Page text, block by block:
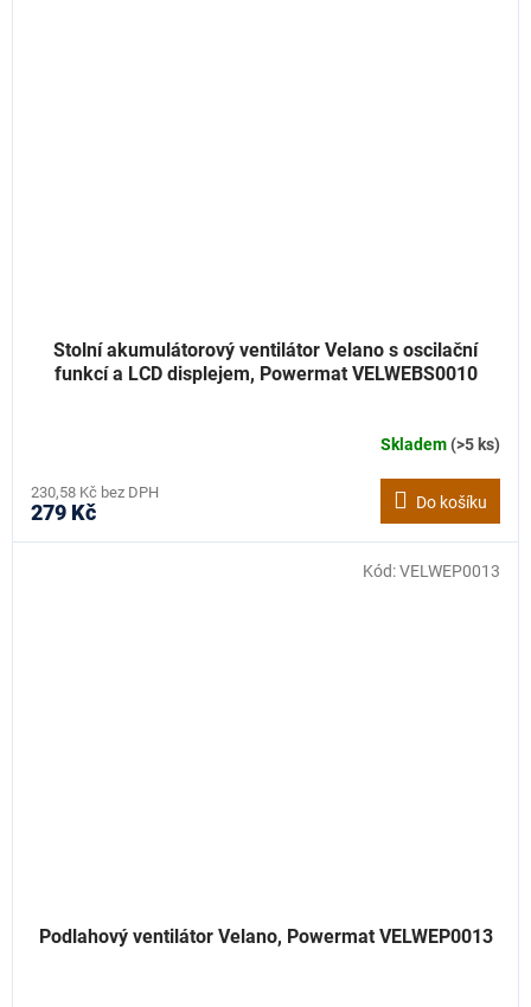
Stolní akumulátorový ventilátor Velano s oscilační
funkcí a LCD displejem, Powermat VELWEBS0010
Skladem(>5 ks)
230,58 Kč bez DPH
279 Kč Do košíku
Podlahový ventilátor Velano, Powermat VELWEP0013
Kód:VELWEP0013